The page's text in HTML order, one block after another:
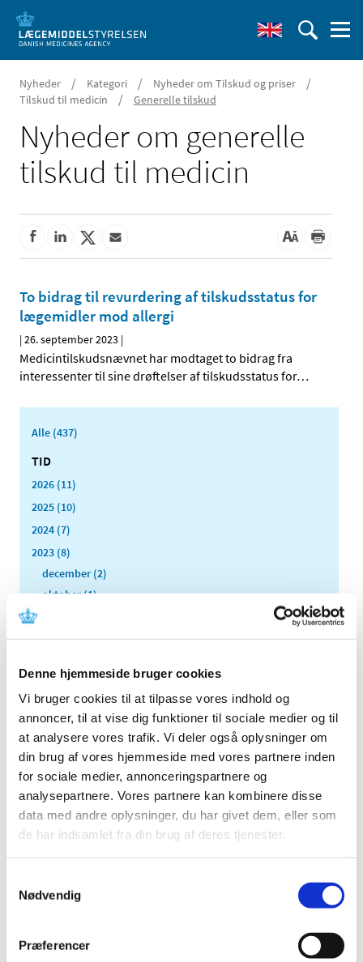
Denne hjemmeside bruger cookies
Vi bruger cookies til at tilpasse vores indhold og
annoncer, til at vise dig funktioner til sociale medier og til
at analysere vores trafik. Vi deler også oplysninger om
din brug af vores hjemmeside med vores partnere inden
for sociale medier, annonceringspartnere og
analysepartnere. Vores partnere kan kombinere disse
data med andre oplysninger, du har givet dem, eller som
de har indsamlet fra din brug af deres tjenester.
Nødvendig
Præferencer
Nyheder / Kategori / Nyheder om Tilskud og priser /
Tilskud til medicin / Generelle tilskud
Nyheder om generelle
tilskud til medicin
To bidrag til revurdering af tilskudsstatus for
lægemidler mod allergi
|26. september 2023 |
Medicintilskudsnævnet har modtaget to bidrag fra
interessenter til sine drøftelser af tilskudsstatus for…
Alle (437)
TID
2026 (11)
2025 (10)
2024 (7)
2023 (8)
december (2)
oktober (1)
august (2)
februar (1)
2022 (4)
2021 (24)
2020 (7)
2019 (39)
2018 (40)
2017 (31)
2016 (42)
2015 (30)
2013 (44)
2011 (13)